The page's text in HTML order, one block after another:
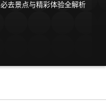
必去景点与精彩体验全解析